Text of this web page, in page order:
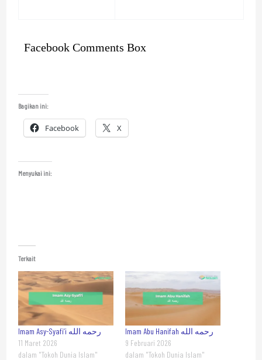
Facebook Comments Box
Bagikan ini:
Facebook X
Menyukai ini:
Terkait
Imam Asy-Syafi‘i رحمه الله
11 Maret 2026
dalam "Tokoh Dunia Islam"
Imam Abu Hanifah رحمه الله
9 Februari 2026
dalam "Tokoh Dunia Islam"